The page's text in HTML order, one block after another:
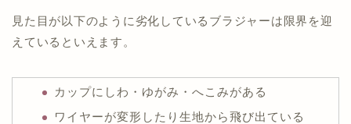
見た目が以下のように劣化しているブラジャーは限界を迎
えているといえます。
カップにしわ・ゆがみ・へこみがある
ワイヤーが変形したり生地から飛び出ている